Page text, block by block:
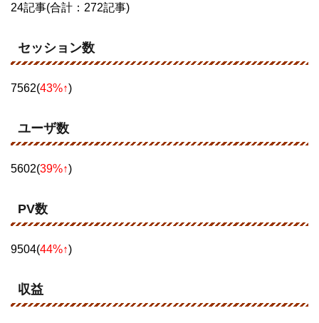
24記事(合計：272記事)
セッション数
7562(43%↑)
ユーザ数
5602(39%↑)
PV数
9504(44%↑)
収益